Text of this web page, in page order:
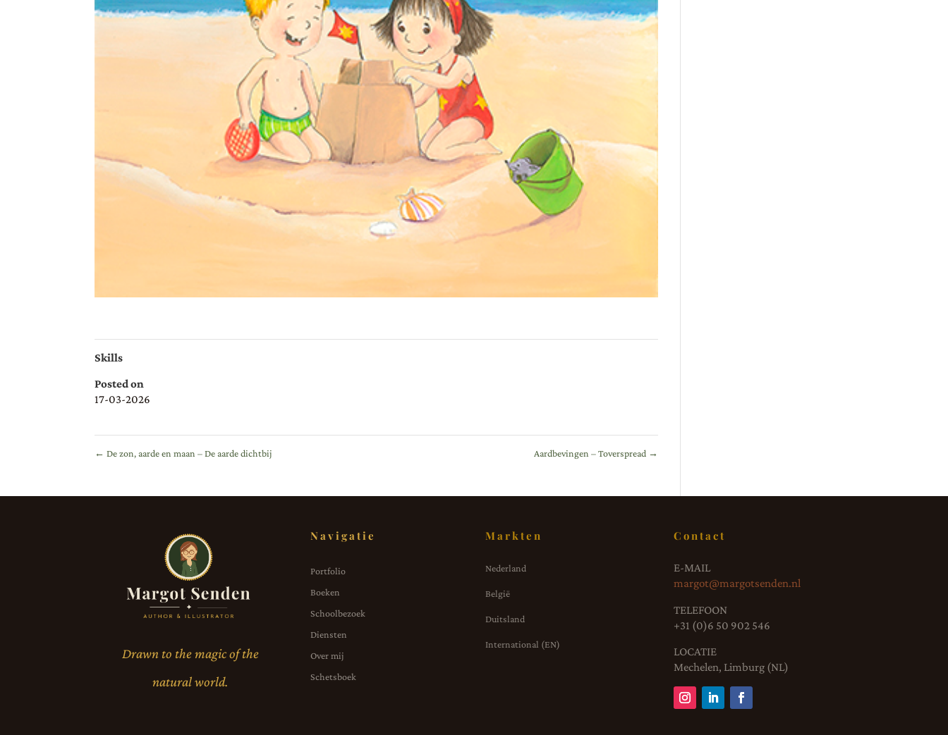
Skills
Posted on
17-03-2026
← De zon, aarde en maan – De aarde dichtbij Aardbevingen – Toverspread →
Drawn to the magic of the
natural world.
Navigatie
Portfolio
Boeken
Schoolbezoek
Diensten
Over mij
Schetsboek
Markten
Nederland
België
Duitsland
International (EN)
Contact
E-MAIL
margot@margotsenden.nl
TELEFOON
+31 (0)6 50 902 546
LOCATIE
Mechelen, Limburg (NL)